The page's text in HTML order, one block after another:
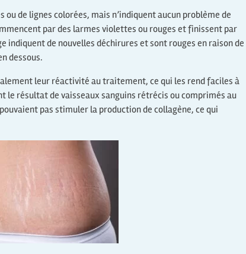
de lignes colorées, mais n’indiquent aucun problème de
par des larmes violettes ou rouges et finissent par
indiquent de nouvelles déchirures et sont rouges en raison de
dessous.
leur réactivité au traitement, ce qui les rend faciles à
le résultat de vaisseaux sanguins rétrécis ou comprimés au
pas stimuler la production de collagène, ce qui